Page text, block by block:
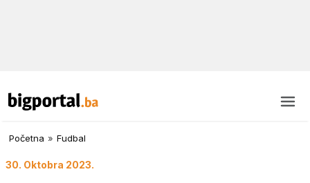
Početna » Fudbal
30. Oktobra 2023.